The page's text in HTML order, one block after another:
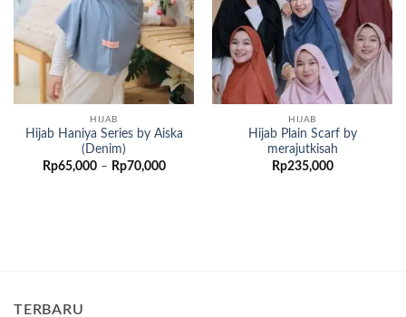
HIJAB
Hijab Haniya Series by Aiska
(Denim)
Rp65,000 – Rp70,000Rentang
HIJAB
Hijab Plain Scarf by
merajutkisah
Rp235,000
TERBARU